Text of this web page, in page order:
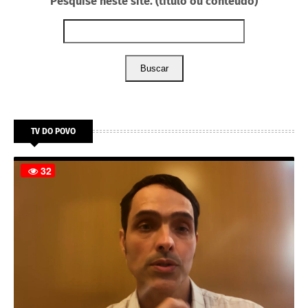
Buscar
TV DO POVO